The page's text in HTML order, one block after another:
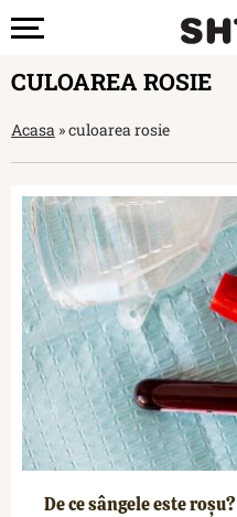
CULOAREA ROSIE
Acasa »culoarea rosie
De ce sângele este roșu?